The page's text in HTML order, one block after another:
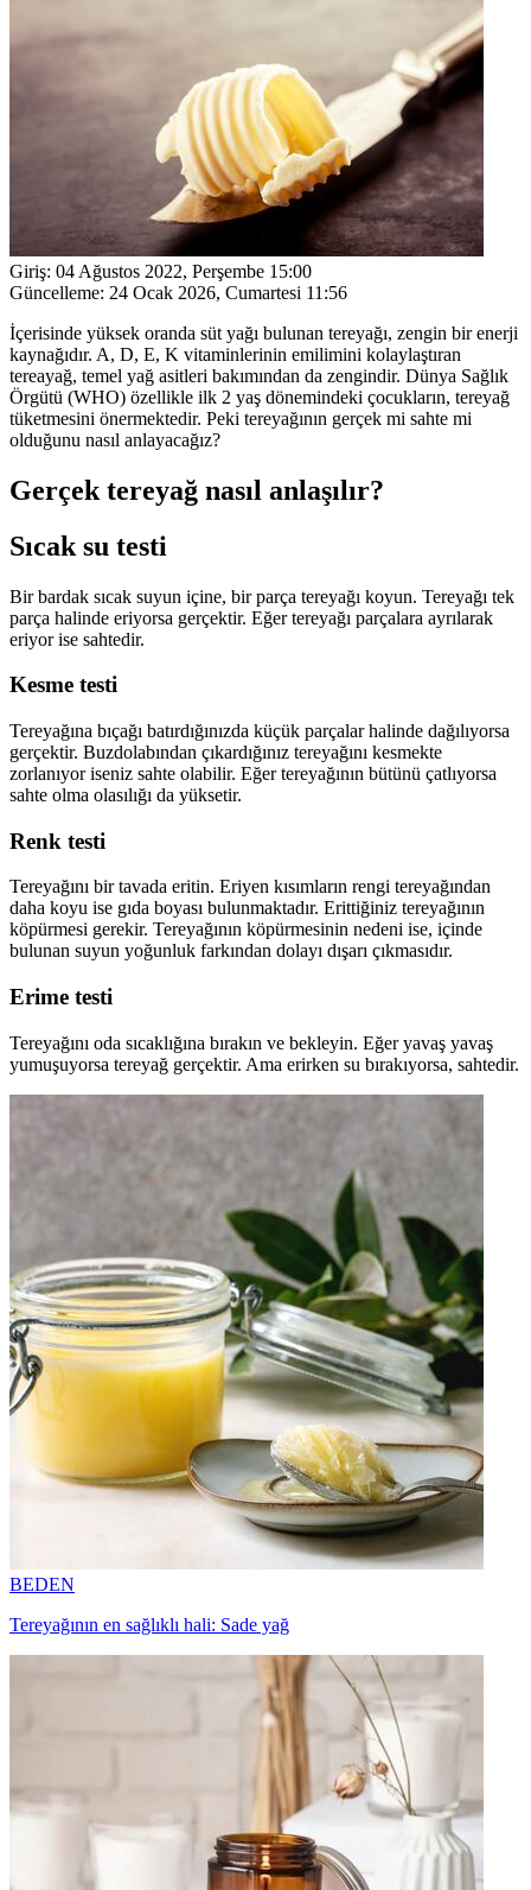
Giriş: 04 Ağustos 2022, Perşembe 15:00
Güncelleme: 24 Ocak 2026, Cumartesi 11:56
İçerisinde yüksek oranda süt yağı bulunan tereyağı, zengin bir enerji
kaynağıdır. A, D, E, K vitaminlerinin emilimini kolaylaştıran
tereayağ, temel yağ asitleri bakımından da zengindir. Dünya Sağlık
Örgütü (WHO) özellikle ilk 2 yaş dönemindeki çocukların, tereyağ
tüketmesini önermektedir. Peki tereyağının gerçek mi sahte mi
olduğunu nasıl anlayacağız?
Gerçek tereyağ nasıl anlaşılır?
Sıcak su testi
Bir bardak sıcak suyun içine, bir parça tereyağı koyun. Tereyağı tek
parça halinde eriyorsa gerçektir. Eğer tereyağı parçalara ayrılarak
eriyor ise sahtedir.
Kesme testi
Tereyağına bıçağı batırdığınızda küçük parçalar halinde dağılıyorsa
gerçektir. Buzdolabından çıkardığınız tereyağını kesmekte
zorlanıyor iseniz sahte olabilir. Eğer tereyağının bütünü çatlıyorsa
sahte olma olasılığı da yüksetir.
Renk testi
Tereyağını bir tavada eritin. Eriyen kısımların rengi tereyağından
daha koyu ise gıda boyası bulunmaktadır. Erittiğiniz tereyağının
köpürmesi gerekir. Tereyağının köpürmesinin nedeni ise, içinde
bulunan suyun yoğunluk farkından dolayı dışarı çıkmasıdır.
Erime testi
Tereyağını oda sıcaklığına bırakın ve bekleyin. Eğer yavaş yavaş
yumuşuyorsa tereyağ gerçektir. Ama erirken su bırakıyorsa, sahtedir.
BEDEN
Tereyağının en sağlıklı hali: Sade yağ